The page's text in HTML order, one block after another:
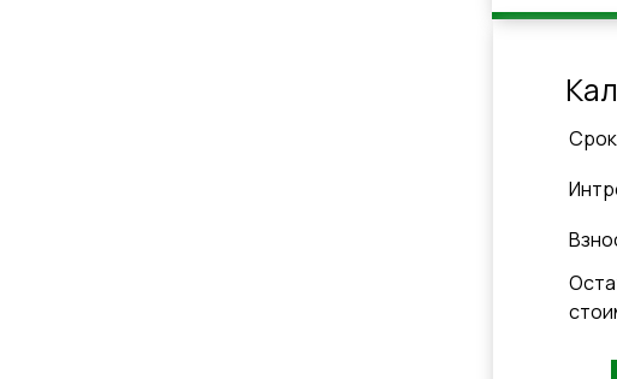
Cрок